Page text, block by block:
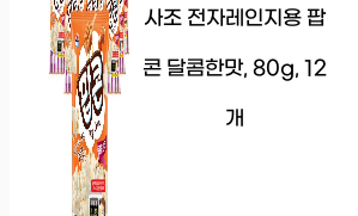
사조 전자레인지용 팝
콘 달콤한맛, 80g, 12
개